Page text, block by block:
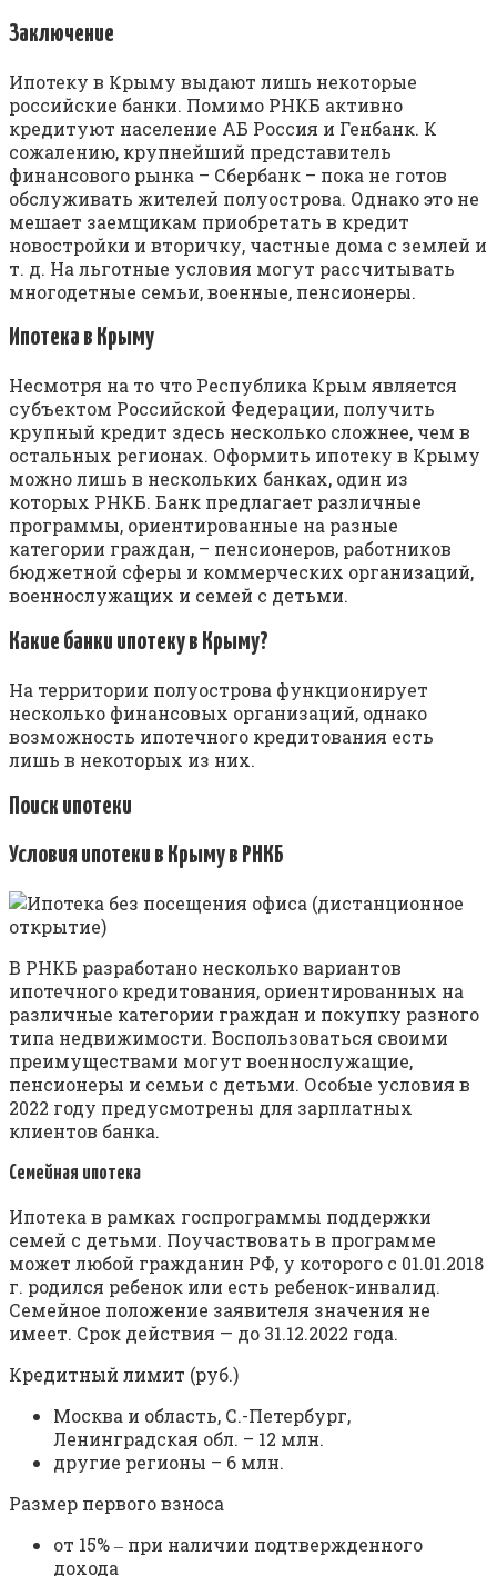
Заключение
Ипотеку в Крыму выдают лишь некоторые
российские банки. Помимо РНКБ активно
кредитуют население АБ Россия и Генбанк. К
сожалению, крупнейший представитель
финансового рынка – Сбербанк – пока не готов
обслуживать жителей полуострова. Однако это не
мешает заемщикам приобретать в кредит
новостройки и вторичку, частные дома с землей и
т. д. На льготные условия могут рассчитывать
многодетные семьи, военные, пенсионеры.
Ипотека в Крыму
Несмотря на то что Республика Крым является
субъектом Российской Федерации, получить
крупный кредит здесь несколько сложнее, чем в
остальных регионах. Оформить ипотеку в Крыму
можно лишь в нескольких банках, один из
которых РНКБ. Банк предлагает различные
программы, ориентированные на разные
категории граждан, – пенсионеров, работников
бюджетной сферы и коммерческих организаций,
военнослужащих и семей с детьми.
Какие банки ипотеку в Крыму?
На территории полуострова функционирует
несколько финансовых организаций, однако
возможность ипотечного кредитования есть
лишь в некоторых из них.
Поиск ипотеки
Условия ипотеки в Крыму в РНКБ
В РНКБ разработано несколько вариантов
ипотечного кредитования, ориентированных на
различные категории граждан и покупку разного
типа недвижимости. Воспользоваться своими
преимуществами могут военнослужащие,
пенсионеры и семьи с детьми. Особые условия в
2022 году предусмотрены для зарплатных
клиентов банка.
Семейная ипотека
Ипотека в рамках госпрограммы поддержки
семей с детьми. Поучаствовать в программе
может любой гражданин РФ, у которого с 01.01.2018
г. родился ребенок или есть ребенок-инвалид.
Семейное положение заявителя значения не
имеет. Срок действия — до 31.12.2022 года.
Кредитный лимит (руб.)
Москва и область, С.-Петербург,
Ленинградская обл. – 12 млн.
другие регионы – 6 млн.
Размер первого взноса
от 15% ‒ при наличии подтвержденного
дохода